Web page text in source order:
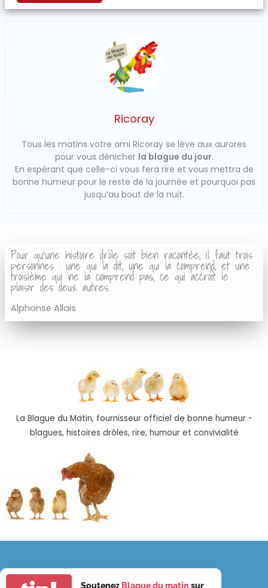
Ricoray
Tous les matins votre ami Ricoray se lève aux aurores
pour vous dénicher la blague du jour.
En espérant que celle-ci vous fera rire et vous mettra de
bonne humeur pour le reste de la journée et pourquoi pas
jusqu’au bout de la nuit.
Pour qu'une histoire drôle soit bien racontée, il faut trois
personnes : une qui la dit, une qui la comprend, et une
troisième qui ne la comprend pas, ce qui accroît le
plaisir des deux autres.
Alphonse Allais
La Blague du Matin, fournisseur officiel de bonne humeur -
blagues, histoires drôles, rire, humour et convivialité
Soutenez Blague du matin sur